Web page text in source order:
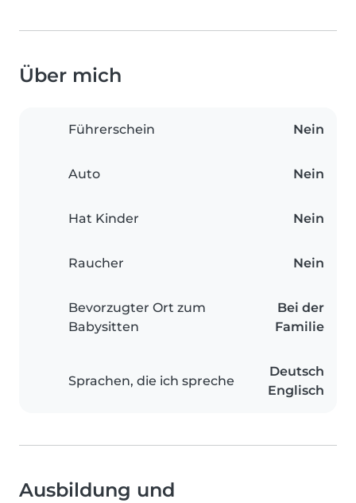
Über mich
Führerschein Nein
Auto Nein
Hat Kinder Nein
Raucher Nein
Bevorzugter Ort zum
Babysitten
Bei der
Familie
Sprachen, die ich spreche
Deutsch
Englisch
Ausbildung und